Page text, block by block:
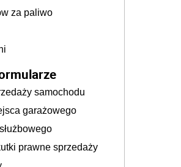
za paliwo
samochodu
garażowego
prawne sprzedaży